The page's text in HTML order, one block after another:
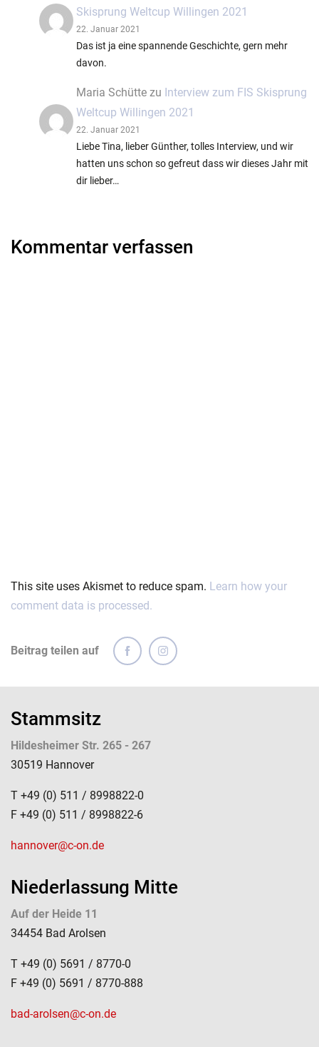
Skisprung Weltcup Willingen 2021
22. Januar 2021
Das ist ja eine spannende Geschichte, gern mehr
davon.
Maria Schütte zu Interview zum FIS Skisprung
Weltcup Willingen 2021
22. Januar 2021
Liebe Tina, lieber Günther, tolles Interview, und wir
hatten uns schon so gefreut dass wir dieses Jahr mit
dir lieber…
Kommentar verfassen
This site uses Akismet to reduce spam. Learn how your
comment data is processed.
Beitrag teilen auf
Stammsitz
Hildesheimer Str. 265 - 267
30519 Hannover
T +49 (0) 511 / 8998822-0
F +49 (0) 511 / 8998822-6
hannover@c-on.de
Niederlassung Mitte
Auf der Heide 11
34454 Bad Arolsen
T +49 (0) 5691 / 8770-0
F +49 (0) 5691 / 8770-888
bad-arolsen@c-on.de